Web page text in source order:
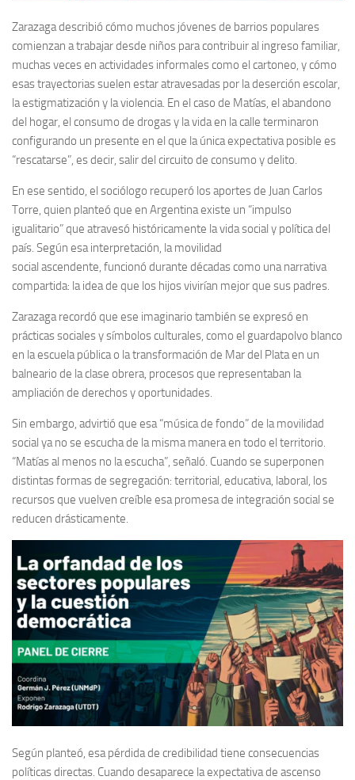
Zarazaga describió cómo muchos jóvenes de barrios populares
comienzan a trabajar desde niños para contribuir al ingreso familiar,
muchas veces en actividades informales como el cartoneo, y cómo
esas trayectorias suelen estar atravesadas por la deserción escolar,
la estigmatización y la violencia. En el caso de Matías, el abandono
del hogar, el consumo de drogas y la vida en la calle terminaron
configurando un presente en el que la única expectativa posible es
“rescatarse”, es decir, salir del circuito de consumo y delito.
En ese sentido, el sociólogo recuperó los aportes de Juan Carlos
Torre, quien planteó que en Argentina existe un “impulso
igualitario” que atravesó históricamente la vida social y política del
país. Según esa interpretación, la movilidad
social ascendente, funcionó durante décadas como una narrativa
compartida: la idea de que los hijos vivirían mejor que sus padres.
Zarazaga recordó que ese imaginario también se expresó en
prácticas sociales y símbolos culturales, como el guardapolvo blanco
en la escuela pública o la transformación de Mar del Plata en un
balneario de la clase obrera, procesos que representaban la
ampliación de derechos y oportunidades.
Sin embargo, advirtió que esa “música de fondo” de la movilidad
social ya no se escucha de la misma manera en todo el territorio.
“Matías al menos no la escucha”, señaló. Cuando se superponen
distintas formas de segregación: territorial, educativa, laboral, los
recursos que vuelven creíble esa promesa de integración social se
reducen drásticamente.
Según planteó, esa pérdida de credibilidad tiene consecuencias
políticas directas. Cuando desaparece la expectativa de ascenso